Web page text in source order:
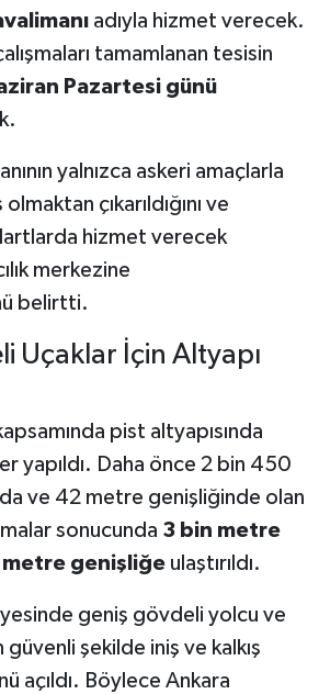
adıyla hizmet verecek.
tamamlanan tesisin
Pazartesi günü
yalnızca askeri amaçlarla
çıkarıldığını ve
hizmet verecek
merkezine
belirtti.
Uçaklar İçin Altyapı
pist altyapısında
yapıldı. Daha önce 2 bin 450
ve 42 metre genişliğinde olan
sonucunda 3 bin metre
metre genişliğeulaştırıldı.
geniş gövdeli yolcu ve
güvenli şekilde iniş ve kalkış
açıldı. Böylece Ankara